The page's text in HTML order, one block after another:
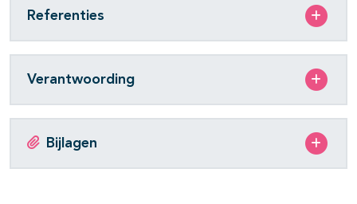
Referenties
Verantwoording
Bijlagen